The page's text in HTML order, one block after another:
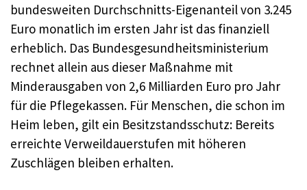
bundesweiten Durchschnitts-Eigenanteil von 3.245
Euro monatlich im ersten Jahr ist das finanziell
erheblich. Das Bundesgesundheitsministerium
rechnet allein aus dieser Maßnahme mit
Minderausgaben von 2,6 Milliarden Euro pro Jahr
für die Pflegekassen. Für Menschen, die schon im
Heim leben, gilt ein Besitzstandsschutz: Bereits
erreichte Verweildauerstufen mit höheren
Zuschlägen bleiben erhalten.